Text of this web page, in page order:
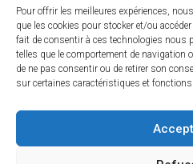
Pour offrir les meilleures expériences,
que les cookies pour stocker et/ou
fait de consentir à ces technologies nous
telles que le comportement de navigation
de ne pas consentir ou de retirer son
sur certaines caractéristiques et fonctions.